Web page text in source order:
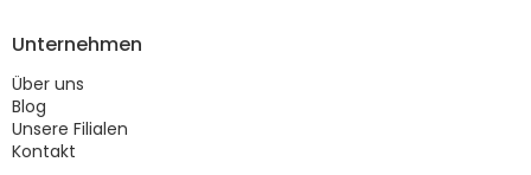
Unternehmen
Über uns
Blog
Unsere Filialen
Kontakt